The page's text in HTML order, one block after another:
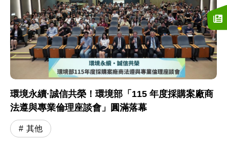
環境永續·誠信共榮！環境部「115 年度採購案廠商
法遵與專業倫理座談會」圓滿落幕
其他